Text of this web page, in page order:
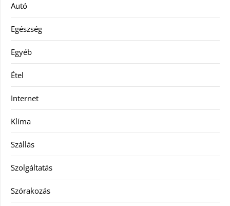
Autó
Egészség
Egyéb
Étel
Internet
Klíma
Szállás
Szolgáltatás
Szórakozás